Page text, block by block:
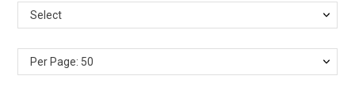
Select
Per Page: 50